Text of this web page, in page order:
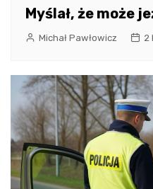
Myślał, że może
Michał Pawłowicz 2